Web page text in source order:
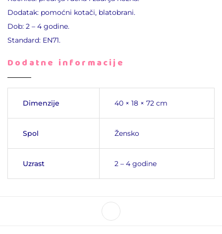
Dodatak: pomoćni kotači, blatobrani.
Dob: 2 – 4 godine.
Standard: EN71.
Dodatne informacije
Dimenzije 40 × 18 × 72 cm
Spol Žensko
Uzrast 2 – 4 godine